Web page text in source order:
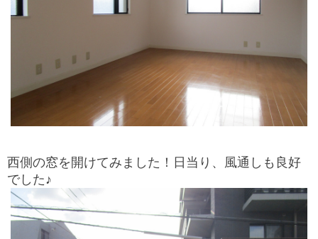
西側の窓を開けてみました！日当り、風通しも良好
でした♪